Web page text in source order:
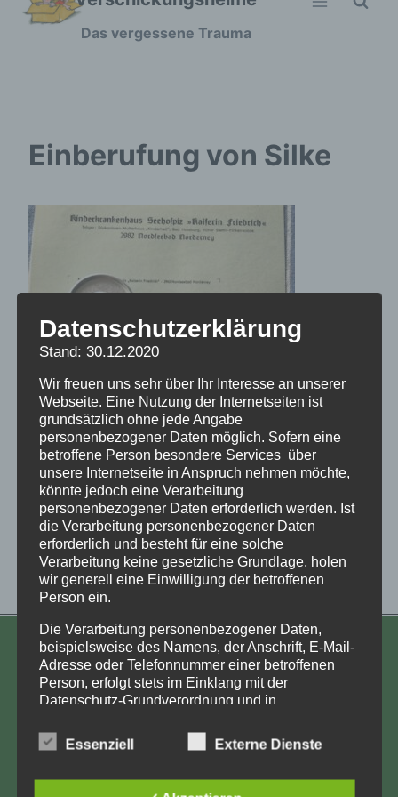
Zum
Das vergessene Trauma
Einberufung von Silke
Einberufung von Silke
KONTAKT
Aufarbeitung und Erforschung
Anja Röhl
12059 Berlin
Datenschutzerklärung
Stand: 30.12.2020
Wir freuen uns sehr über Ihr Interesse an unserer
Webseite. Eine Nutzung der Internetseiten ist
grundsätzlich ohne jede Angabe
personenbezogener Daten möglich. Sofern eine
betroffene Person besondere Services über
unsere Internetseite in Anspruch nehmen möchte,
könnte jedoch eine Verarbeitung
personenbezogener Daten erforderlich werden. Ist
die Verarbeitung personenbezogener Daten
erforderlich und besteht für eine solche
Verarbeitung keine gesetzliche Grundlage, holen
wir generell eine Einwilligung der betroffenen
Person ein.
Die Verarbeitung personenbezogener Daten,
beispielsweise des Namens, der Anschrift, E-Mail-
Adresse oder Telefonnummer einer betroffenen
Person, erfolgt stets im Einklang mit der
Datenschutz-Grundverordnung und in
landesspezifischen Datenschutzbestimmungen.
Mittels dieser Datenschutzerklärung möchte unser
und Zweck der von uns erhobenen, genutzten und
Essenziell Externe Dienste